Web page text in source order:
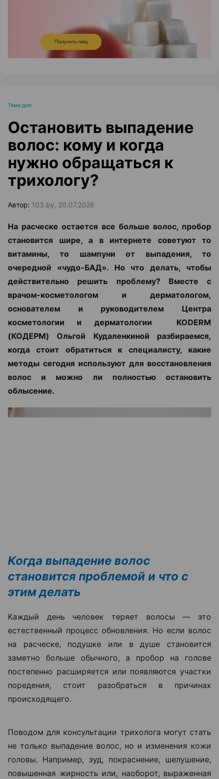
Тема дня
Остановить выпадение
волос: кому и когда
нужно обращаться к
трихологу?
Автор: 103.by, 20.07.2026
На расческе остается все больше волос, пробор
становится шире, а в интернете советуют то
витамины, то шампуни от выпадения, то
очередной «чудо-БАД». Но что делать, чтобы
действительно решить проблему? Вместе с
врачом-косметологом и дерматологом,
основателем и руководителем Центра
косметологии и дерматологии KODERM
(КОДЕРМ) Ольгой Кудаленкиной разбираемся,
когда стоит обратиться к специалисту, какие
методы сегодня используют для восстановления
волос и можно ли полностью остановить
облысение.
Когда выпадение волос
становится проблемой и что с
этим делать
Каждый день человек теряет волосы — это
естественный процесс обновления. Но если волос
на расческе, подушке или в душе становится
заметно больше обычного, а пробор на голове
постепенно расширяется или появляются участки
поредения, стоит разобраться в причинах
происходящего.